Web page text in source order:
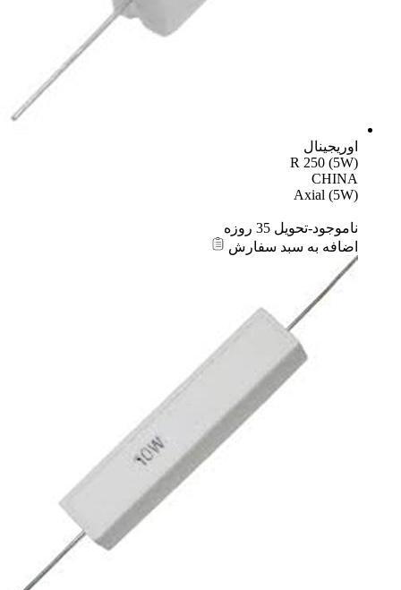
اوریجینال
R 250 (5W)
CHINA
Axial (5W)
ناموجود-تحویل 35 روزه
اضافه به سبد سفارش